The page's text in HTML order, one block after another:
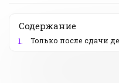
Содержание
1. Только после сдачи